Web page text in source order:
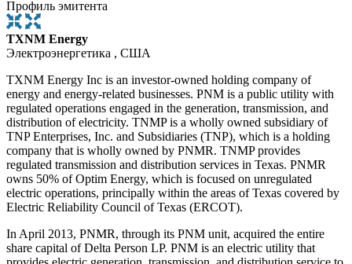
Профиль эмитента
TXNM Energy
Электроэнергетика , США
TXNM Energy Inc is an investor-owned holding company of
energy and energy-related businesses. PNM is a public utility with
regulated operations engaged in the generation, transmission, and
distribution of electricity. TNMP is a wholly owned subsidiary of
TNP Enterprises, Inc. and Subsidiaries (TNP), which is a holding
company that is wholly owned by PNMR. TNMP provides
regulated transmission and distribution services in Texas. PNMR
owns 50% of Optim Energy, which is focused on unregulated
electric operations, principally within the areas of Texas covered by
Electric Reliability Council of Texas (ERCOT).
In April 2013, PNMR, through its PNM unit, acquired the entire
share capital of Delta Person LP. PNM is an electric utility that